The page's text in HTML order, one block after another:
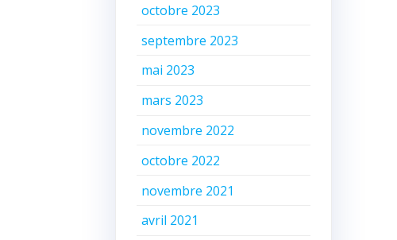
octobre 2023
septembre 2023
mai 2023
mars 2023
novembre 2022
octobre 2022
novembre 2021
avril 2021